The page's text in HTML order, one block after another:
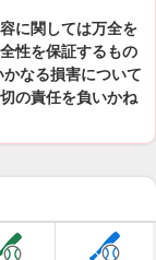
に関しては万全を
性を保証するもの
なる損害について
の責任を負いかね